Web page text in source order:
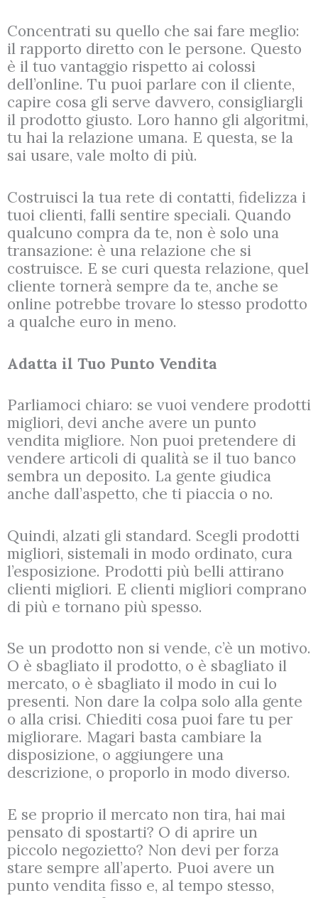
Concentrati su quello che sai fare meglio:
il rapporto diretto con le persone. Questo
è il tuo vantaggio rispetto ai colossi
dell’online. Tu puoi parlare con il cliente,
capire cosa gli serve davvero, consigliargli
il prodotto giusto. Loro hanno gli algoritmi,
tu hai la relazione umana. E questa, se la
sai usare, vale molto di più.
Costruisci la tua rete di contatti, fidelizza i
tuoi clienti, falli sentire speciali. Quando
qualcuno compra da te, non è solo una
transazione: è una relazione che si
costruisce. E se curi questa relazione, quel
cliente tornerà sempre da te, anche se
online potrebbe trovare lo stesso prodotto
a qualche euro in meno.
Adatta il Tuo Punto Vendita
Parliamoci chiaro: se vuoi vendere prodotti
migliori, devi anche avere un punto
vendita migliore. Non puoi pretendere di
vendere articoli di qualità se il tuo banco
sembra un deposito. La gente giudica
anche dall’aspetto, che ti piaccia o no.
Quindi, alzati gli standard. Scegli prodotti
migliori, sistemali in modo ordinato, cura
l’esposizione. Prodotti più belli attirano
clienti migliori. E clienti migliori comprano
di più e tornano più spesso.
Se un prodotto non si vende, c’è un motivo.
O è sbagliato il prodotto, o è sbagliato il
mercato, o è sbagliato il modo in cui lo
presenti. Non dare la colpa solo alla gente
o alla crisi. Chiediti cosa puoi fare tu per
migliorare. Magari basta cambiare la
disposizione, o aggiungere una
descrizione, o proporlo in modo diverso.
E se proprio il mercato non tira, hai mai
pensato di spostarti? O di aprire un
piccolo negozietto? Non devi per forza
stare sempre all’aperto. Puoi avere un
punto vendita fisso e, al tempo stesso,